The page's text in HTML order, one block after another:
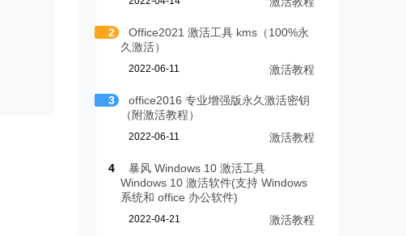
2
Office2021 激活工具 kms（100%永
久激活）
2022-06-11 激活教程
3
office2016 专业增强版永久激活密钥
（附激活教程）
2022-06-11 激活教程
4
暴风 Windows 10 激活工具
Windows 10 激活软件(支持 Windows
系统和 office 办公软件)
2022-04-21 激活教程